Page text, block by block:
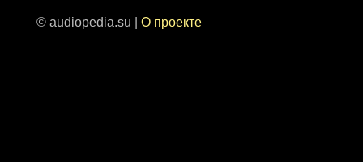
© audiopedia.su | О проекте